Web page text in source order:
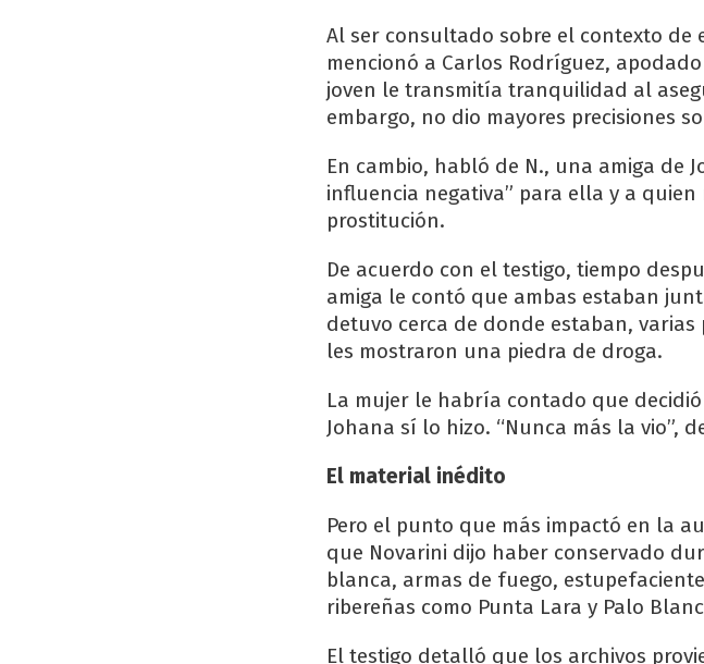
Al ser consultado sobre el contexto
mencionó a Carlos Rodríguez,
joven le transmitía tranquilidad al
embargo, no dio mayores precisiones
En cambio, habló de N., una amiga de
influencia negativa” para ella y a
prostitución.
De acuerdo con el testigo, tiempo
amiga le contó que ambas estaban
detuvo cerca de donde estaban,
les mostraron una piedra de droga.
La mujer le habría contado que
Johana sí lo hizo. “Nunca más la vio”,
El material inédito
Pero el punto que más impactó en la
que Novarini dijo haber conservado
blanca, armas de fuego,
ribereñas como Punta Lara y Palo
El testigo detalló que los archivos